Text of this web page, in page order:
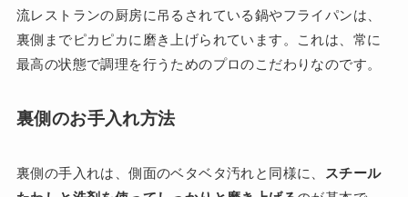
流レストランの厨房に吊るされている鍋やフライパンは、
裏側までピカピカに磨き上げられています。これは、常に
最高の状態で調理を行うためのプロのこだわりなのです。
裏側のお手入れ方法
裏側の手入れは、側面のベタベタ汚れと同様に、
スチール